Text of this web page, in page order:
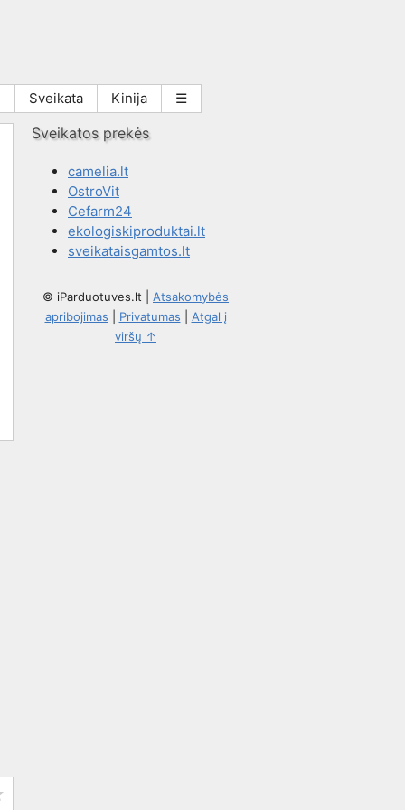
Sveikata Kinija ☰
Sveikatos prekės
camelia.lt
OstroVit
Cefarm24
ekologiskiproduktai.lt
sveikataisgamtos.lt
© iParduotuves.lt
Atsakomybės
apribojimas
Privatumas
Atgal į
viršų ↑